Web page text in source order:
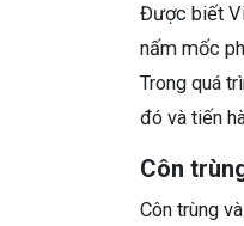
Được biết
nấm mốc
Trong quá
đó và tiến
Côn
Côn trùng